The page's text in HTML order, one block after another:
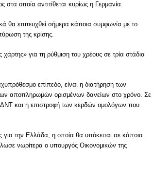
οποία αντιτίθεται κυρίως η Γερμανία.
θα επιτευχθεί σήμερα κάποια συμφωνία με το
της κρίσης.
για τη ρύθμιση του χρέους σε τρία στάδια
επίπεδο, είναι η διατήρηση των
αποπληρωμών ορισμένων δανείων στο χρόνο. Σε
ΔΝΤ και η επιστροφή των κερδών ομολόγων που
την Ελλάδα, η οποία θα υπόκειται σε κάποια
νωρίτερα ο υπουργός Οικονομικών της